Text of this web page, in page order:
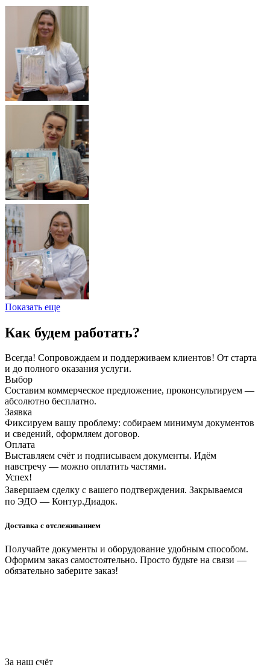
Показать еще
Как будем работать?
Всегда! Сопровождаем и поддерживаем клиентов! От старта
и до полного оказания услуги.
Выбор
Составим коммерческое предложение, проконсультируем —
абсолютно бесплатно.
Заявка
Фиксируем вашу проблему: собираем минимум документов
и сведений, оформляем договор.
Оплата
Выставляем счёт и подписываем документы. Идём
навстречу — можно оплатить частями.
Успех!
Завершаем сделку с вашего подтверждения. Закрываемся
по ЭДО — Контур.Диадок.
Доставка с отслеживанием
Получайте документы и оборудование удобным способом.
Оформим заказ самостоятельно. Просто будьте на связи —
обязательно заберите заказ!
За наш счёт